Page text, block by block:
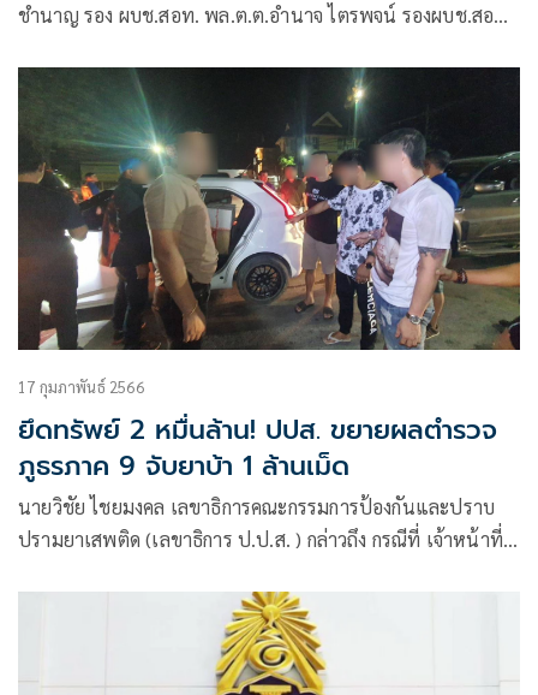
ชำนาญ รอง ผบช.สอท. พล.ต.ต.อำนาจ ไตรพจน์ รองผบช.สอท.
คล้ายคลึง ผบก.สอท.1 พ.ต.อ.เดชรพี คงดี รอง ผบก.ตอท.
17 กุมภาพันธ์ 2566
ยึดทรัพย์ 2 หมื่นล้าน! ปปส. ขยายผลตำรวจ
ภูธรภาค 9 จับยาบ้า 1 ล้านเม็ด
นายวิชัย ไชยมงคล เลขาธิการคณะกรรมการป้องกันและปราบ
ปรามยาเสพติด (เลขาธิการ ป.ป.ส. ) กล่าวถึง กรณีที่ เจ้าหน้าที่
คน คือ นายสรายุทธ เศรษฐรินทร์ อายุ 37 ปี นายวีรยุทธ วิรัชว